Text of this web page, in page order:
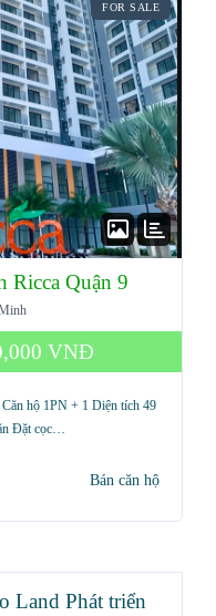
FOR SALE
Ricca Quận 9
VNĐ
hộ 1PN + 1 Diện tích 49
Đặt cọc…
Bán căn hộ
Land Phát triển